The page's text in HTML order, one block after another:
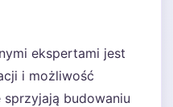
ekspertami jest
i możliwość
budowaniu